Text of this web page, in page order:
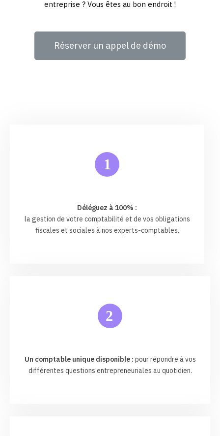
entreprise ? Vous êtes au bon endroit !
Réserver un appel de démo
1
Déléguez à 100% :
la gestion de votre comptabilité et de vos obligations
fiscales et sociales à nos experts-comptables.
2
Un comptable unique disponible : pour répondre à vos
différentes questions entrepreneuriales au quotidien.